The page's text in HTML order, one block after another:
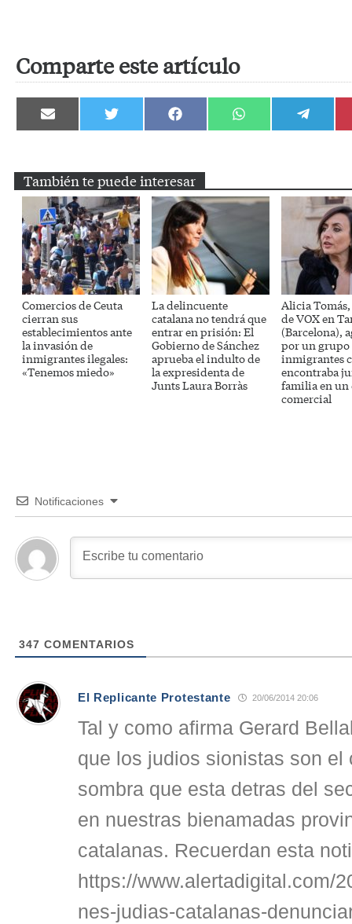
Comparte este artículo
Compartir
en
Compartir
en
Compartir
en
Compartir
en
Compartir
en
También te puede interesar
Comercios de Ceuta
cierran sus
establecimientos ante
la invasión de
inmigrantes ilegales:
«Tenemos miedo»
La delincuente
catalana no tendrá que
entrar en prisión: El
Gobierno de Sánchez
aprueba el indulto de
la expresidenta de
Junts Laura Borràs
Alicia
de VOX en
(Barcelona),
por un grupo
inmigrantes
encontraba
familia en un
comercial
Notificaciones
347 COMENTARIOS
El Replicante Protestante 20/06/2014 20:06
Tal y como afirma Gerard
que los judios sionistas son el
sombra que esta detras del
en nuestras bienamadas
catalanas. Recuerdan esta
https://www.alertadigital.com/
nes-judias-catalanas-